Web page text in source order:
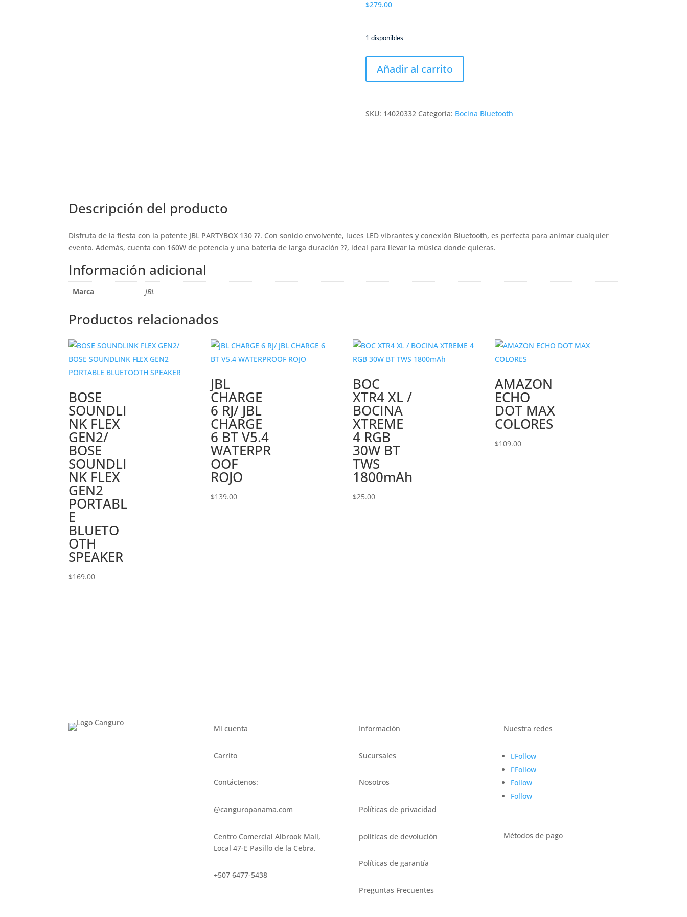
$279.00
1 disponibles
PARTYBOX
130/
PARTYBOX
Añadir al carrito
SKU: 14020332 Categoría: Bocina Bluetooth
Descripción del producto
Disfruta de la fiesta con la potente JBL PARTYBOX 130 ??. Con sonido envolvente, luces LED vibrantes y conexión Bluetooth, es perfecta para animar cualquier
evento. Además, cuenta con 160W de potencia y una batería de larga duración ??, ideal para llevar la música donde quieras.
Información adicional
Marca JBL
Productos relacionados
BOSE
SOUNDLI
NK FLEX
GEN2/
BOSE
SOUNDLI
NK FLEX
GEN2
PORTABL
E
BLUETO
OTH
SPEAKER
$169.00
JBL
CHARGE
6 RJ/ JBL
CHARGE
6 BT V5.4
WATERPR
OOF
ROJO
$139.00
BOC
XTR4 XL /
BOCINA
XTREME
4 RGB
30W BT
TWS
1800mAh
$25.00
AMAZON
ECHO
DOT MAX
COLORES
$109.00
Mi cuenta
Carrito
Contáctenos:
@canguropanama.com
Centro Comercial Albrook Mall,
Local 47-E Pasillo de la Cebra.
+507 6477-5438
Información
Sucursales
Nosotros
Políticas de privacidad
políticas de devolución
Políticas de garantía
Preguntas Frecuentes
Nuestra redes
Follow
Follow
Follow
Follow
Métodos de pago